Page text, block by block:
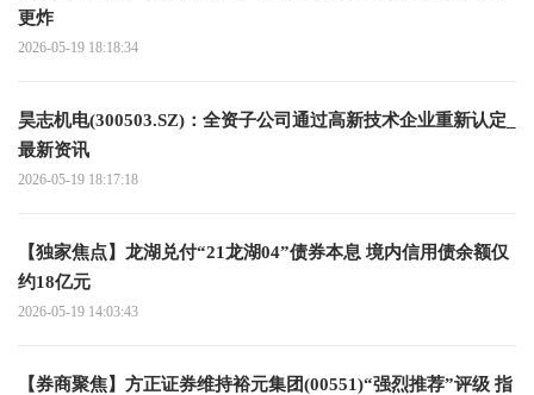
更炸
2026-05-19 18:18:34
昊志机电(300503.SZ)：全资子公司通过高新技术企业重新认定_
最新资讯
2026-05-19 18:17:18
【独家焦点】龙湖兑付“21龙湖04”债券本息 境内信用债余额仅
约18亿元
2026-05-19 14:03:43
【券商聚焦】方正证券维持裕元集团(00551)“强烈推荐”评级 指